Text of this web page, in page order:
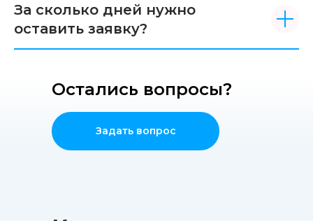
За сколько дней нужно
оставить заявку?
Остались вопросы?
Задать вопрос